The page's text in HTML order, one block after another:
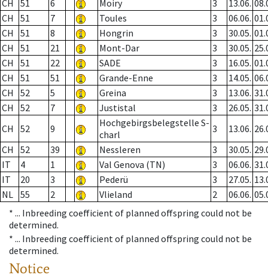
CH 51 6 Moiry 3 13.06.
CH
51 7 Toules 3 06.06.
CH
51 8 Hongrin 3 30.05.
CH
51 21 Mont-Dar 3 30.05.
CH
51 22 SADE 3 16.05.
CH
51 51 Grande-Enne 3 14.05.
CH
52 5 Greina 3 13.06.
CH
52 7 Justistal 3 26.05.
CH
52 9
Hochgebirgsbelegstelle S-
charl
3 13.06.
CH
52 39 Nessleren 3 30.05.
IT
4 1 Val Genova (TN) 3 06.06.
IT
20 3 Pederü 3 27.05.
NL 55 2 Vlieland 2 06.06.
* ... Inbreeding coefficient of planned offspring could not be
determined.
* ... Inbreeding coefficient of planned offspring could not be
determined.
Notice